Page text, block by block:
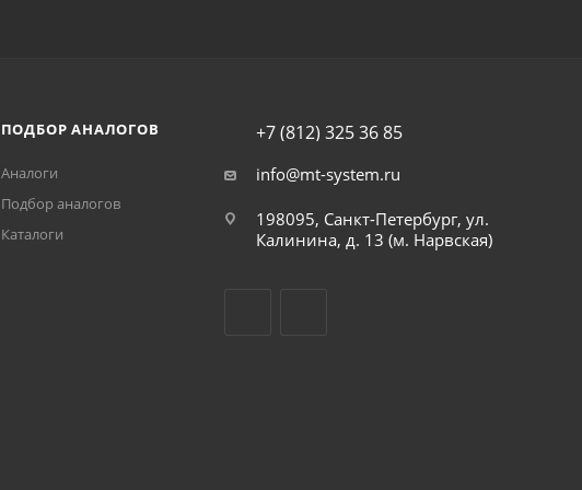
ПОДБОР АНАЛОГОВ
Аналоги
Подбор аналогов
Каталоги
+7 (812) 325 36 85
info@mt-system.ru
198095, Санкт-Петербург, ул.
Калинина, д. 13 (м. Нарвская)